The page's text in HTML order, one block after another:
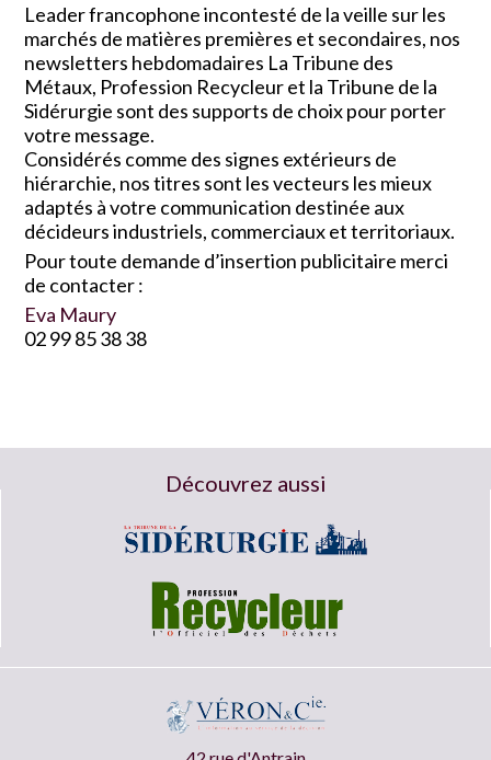
Leader francophone incontesté de la veille sur les
marchés de matières premières et secondaires, nos
newsletters hebdomadaires La Tribune des
Métaux, Profession Recycleur et la Tribune de la
Sidérurgie sont des supports de choix pour porter
votre message.
Considérés comme des signes extérieurs de
hiérarchie, nos titres sont les vecteurs les mieux
adaptés à votre communication destinée aux
décideurs industriels, commerciaux et territoriaux.
Pour toute demande d’insertion publicitaire merci
de contacter :
Eva Maury
02 99 85 38 38
Découvrez aussi